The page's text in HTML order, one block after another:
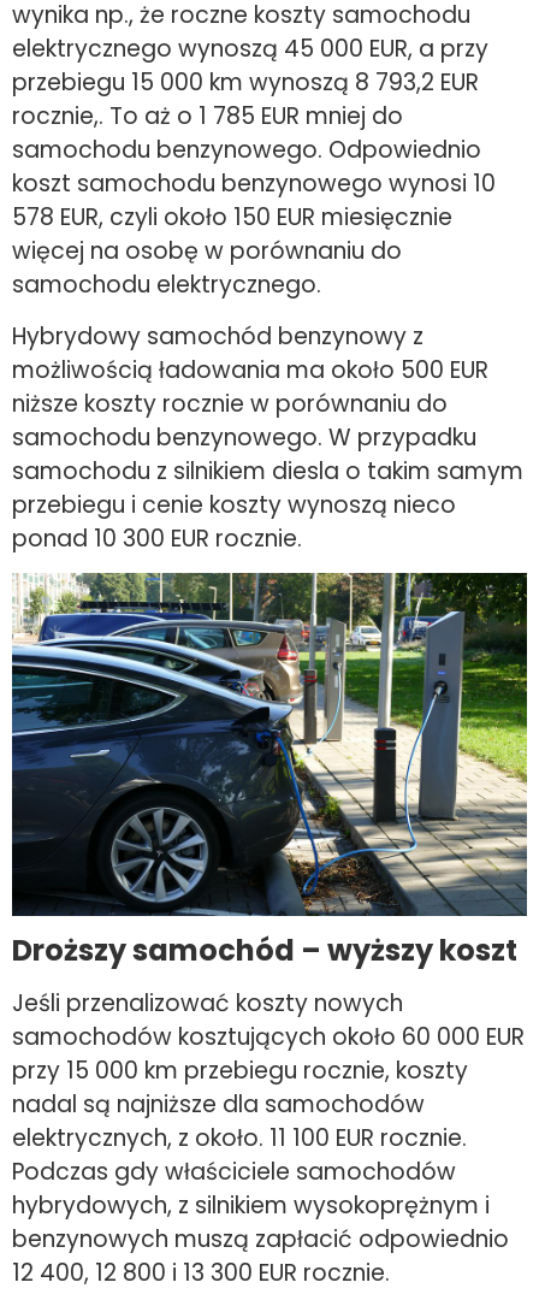
wynika np., że roczne koszty samochodu
elektrycznego wynoszą 45 000 EUR, a przy
przebiegu 15 000 km wynoszą 8 793,2 EUR
rocznie,. To aż o 1 785 EUR mniej do
samochodu benzynowego. Odpowiednio
koszt samochodu benzynowego wynosi 10
578 EUR, czyli około 150 EUR miesięcznie
więcej na osobę w porównaniu do
samochodu elektrycznego.
Hybrydowy samochód benzynowy z
możliwością ładowania ma około 500 EUR
niższe koszty rocznie w porównaniu do
samochodu benzynowego. W przypadku
samochodu z silnikiem diesla o takim samym
przebiegu i cenie koszty wynoszą nieco
ponad 10 300 EUR rocznie.
Droższy samochód – wyższy koszt
Jeśli przenalizować koszty nowych
samochodów kosztujących około 60 000 EUR
przy 15 000 km przebiegu rocznie, koszty
nadal są najniższe dla samochodów
elektrycznych, z około. 11 100 EUR rocznie.
Podczas gdy właściciele samochodów
hybrydowych, z silnikiem wysokoprężnym i
benzynowych muszą zapłacić odpowiednio
12 400, 12 800 i 13 300 EUR rocznie.